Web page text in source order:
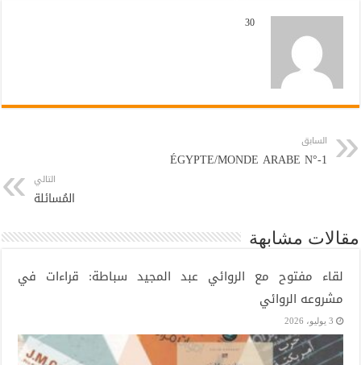
30
السابق
ÉGYPTE/MONDE ARABE N°-1
التالي
المُسائلة
مقالات مشابهة
لقاء مفتوح مع الروائي عبد المجيد سباطة: قراءات في
مشروعه الروائي
3 يوليو، 2026